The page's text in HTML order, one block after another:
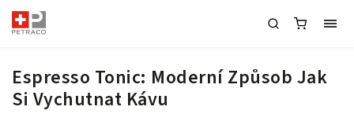
Espresso Tonic: Moderní Způsob Jak
Si Vychutnat Kávu